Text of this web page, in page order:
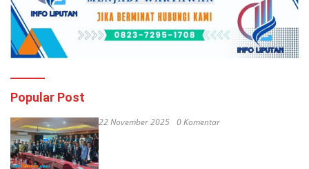
Popular Post
22 November 2025 0 Komentar